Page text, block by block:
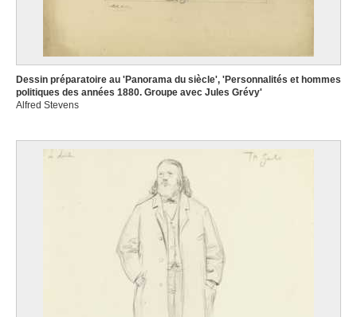
Dessin préparatoire au 'Panorama du siècle', 'Personnalités et hommes
politiques des années 1880. Groupe avec Jules Grévy'
Alfred Stevens